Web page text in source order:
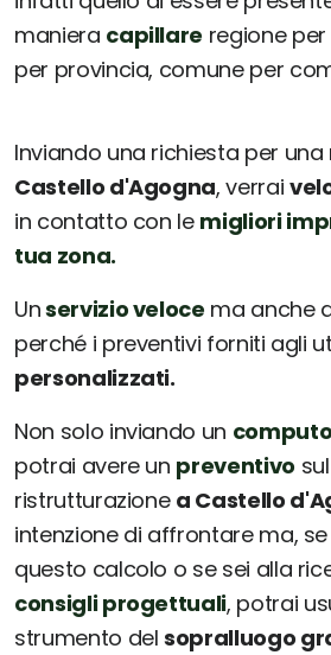
maniera capillare regione
per provincia, comune per
Inviando una richiesta per
Castello d'Agogna, verrai
in contatto con le migliori
tua zona.
Unservizio veloce ma anche
perché i preventivi forniti agli
personalizzati.
Non solo inviando un
potrai avere un preventivo
ristrutturazione a Castello
intenzione di affrontare ma,
questo calcolo o se sei alla
consigli progettuali, potrai
strumento delsopralluogo